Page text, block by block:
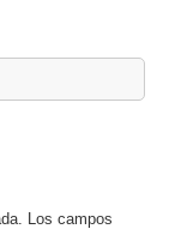
Los campos